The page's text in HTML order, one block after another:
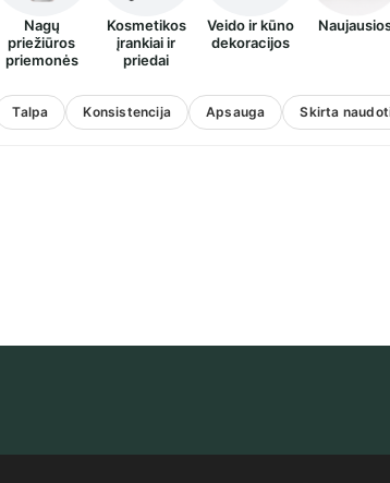
Nagų
priežiūros
priemonės
Kosmetikos
įrankiai ir
priedai
Veido ir kūno
dekoracijos
Talpa Konsistencija Apsauga Skirta